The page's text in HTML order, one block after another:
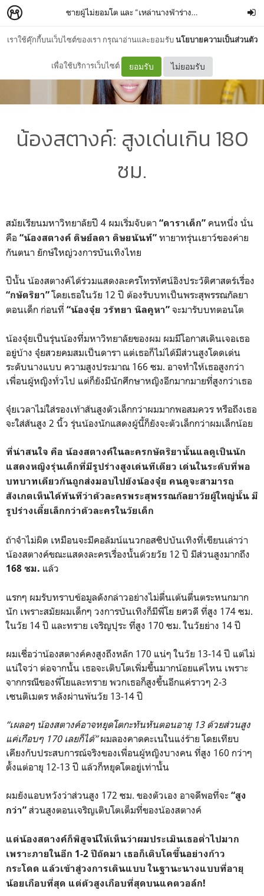
เราใช้คุ๊กกี้บนเว็บไซต์ของเรา กรุณาอ่านและยอมรับนโยบายความเป็นส่วนตัว
เพื่อใช้บริการเว็บไซต์ ยอมรับ ไม่ยอมรับ
ชายผู้ไม่ยอมโต และ “เหล่านางฟ้าร่างสูง” เปลวเพลิง ป
น้องสตางค์: สูงเด่นเกิน 180
ซม.
สมัยเรียนมหาวิทยาลัยปี 4 ผมเริ่มจับตา “ดาราเด็ก” คนหนึ่ง นั่น
คือ “น้องสตางค์ ดิษย์ลดา ดิษยนันท์” ทายาทรุ่นเยาว์ของค่าย
กันตนา ยักษ์ใหญ่วงการบันเทิงไทย
ปีนั้น น้องสตางค์ได้ร่วมแสดงละครโทรทัศน์อิงประวัติศาสตร์เรื่อง
“กษัตริยา”โดยเธอในวัย 12 ปี ต้องรับบทเป็นพระสุพรรณกัลยา
ตอนเด็ก ก่อนที่ “น้องจุ๋ย วรัทยา นิลคูหา” จะมารับบทตอนโต
น้องจุ๋ยเป็นรุ่นน้องที่มหาวิทยาลัยของผม ผมมีโอกาสเดินเจอเธอ
อยู่บ้าง จุ๋ยสวยคมสมเป็นดารา แต่เธอก็ไม่ได้มีส่วนสูงโดดเด่น
ระดับนางแบบ ความสูงประมาณ 166 ซม. อาจทำให้เธอสูงกว่า
เพื่อนผู้หญิงทั่วไป แต่ก็ยังมีนักศึกษาหญิงอีกมากมายที่สูงกว่าเธอ
จุ๋ยเวลาไม่ใส่รองเท้าส้นสูงตัวเล็กกว่าผมมากพอสมควร หรือถึงเธอ
จะใส่ส้นสูง 2 นิ้ว รุ่นน้องนักแสดงผู้นี้ก็ยังจะตัวเล็กกว่าผมเล็กน้อย
ที่น่าสนใจ คือ น้องสตางค์ในละครกษัตริยานั้นแลดูเป็นนัก
แสดงหญิงรุ่นเด็กที่มีรูปร่างสูงเด่นทีเดียว เด่นในระดับที่พอ
บทบาทเดียวกันถูกส่งมอบไปยังน้องจุ๋ย คนดูจะสามารถ
สังเกตเห็นได้ทันทีว่าตัวละครพระสุพรรณกัลยาวัยผู้ใหญ่นั้น มี
รูปร่างเตี้ยเล็กกว่าตัวละครในวัยเด็ก
ถ้าจำไม่ผิด เหมือนจะมีคอลัมน์แนวกอสซิปบันเทิงที่เขียนเล่าว่า
น้องสตางค์ขณะแสดงละครเรื่องนั้นด้วยวัย 12 ปี มีส่วนสูงมากถึง
168 ซม. แล้ว
แรกๆ ผมรับทราบข้อมูลดังกล่าวอย่างไม่ตื่นเต้นตื่นตระหนกมาก
นัก เพราะสมัยผมเด็กๆ วงการบันเทิงก็มีพี่โย ยศวดี ที่สูง 174 ซม.
ในวัย 14 ปี และทราย เจริญปุระ ที่สูง 170 ซม. ในวัยย่าง 14 ปี
ผมเชื่อว่าน้องสตางค์คงสูงถึงหลัก 170 แน่ๆ ในวัย 13-14 ปี แต่ไม่
แน่ใจว่า ต่อจากนั้น เธอจะเติบโตเพิ่มขึ้นมากน้อยแค่ไหน เพราะ
จากกรณีของพี่โยและทราย พวกเธอก็สูงขึ้นอีกแค่ราวๆ 2-3
เซนติเมตร หลังผ่านพ้นวัย 13-14 ปี
“เผลอๆ น้องสตางค์อาจหยุดโตกะทันหันตอนอายุ 13 ด้วยส่วนสูง
แค่เกือบๆ 170 เลยก็ได้”ผมลองคาดคะเนในแง่ร้าย โดยเทียบ
เคียงกับประสบการณ์จริงของเพื่อนผู้หญิงบางคน ที่สูง 160 กว่าๆ
ตั้งแต่อายุ 12-13 ปี แล้วก็หยุดโตอยู่เท่านั้น
ผมยังแอบหวังว่าส่วนสูง 172 ซม. ของตัวเอง อาจดีพอที่จะ “สูง
กว่า” ส่วนสูงตอนเจริญเติบโตเต็มที่ของน้องสตางค์
แต่น้องสตางค์ก็พิสูจน์ให้เห็นว่าผมประเมินเธอต่ำไปมาก
เพราะภายในอีก 1-2 ปีถัดมา เธอก็เติบโตขึ้นอย่างก้าว
กระโดด แล้วเข้าสู่วงการเดินแบบ ในฐานะนางแบบที่อายุ
น้อยเกือบที่สุด แต่ตัวสูงเกือบที่สุดบนแคตวอล์ก!